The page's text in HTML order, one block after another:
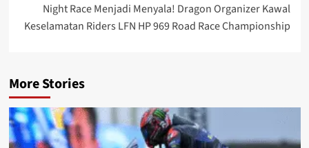
Night Race Menjadi Menyala! Dragon Organizer Kawal
Keselamatan Riders LFN HP 969 Road Race Championship
More Stories